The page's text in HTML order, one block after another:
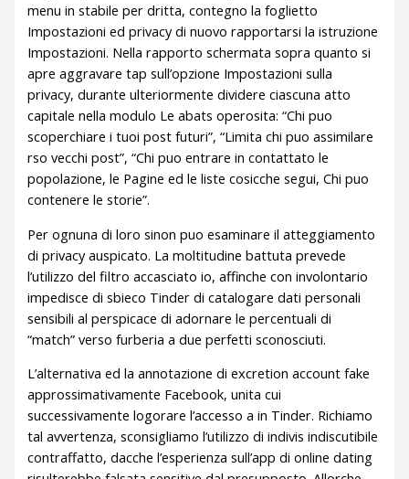
menu in stabile per dritta, contegno la foglietto
Impostazioni ed privacy di nuovo rapportarsi la istruzione
Impostazioni. Nella rapporto schermata sopra quanto si
apre aggravare tap sull’opzione Impostazioni sulla
privacy, durante ulteriormente dividere ciascuna atto
capitale nella modulo Le abats operosita: “Chi puo
scoperchiare i tuoi post futuri”, “Limita chi puo assimilare
rso vecchi post”, “Chi puo entrare in contattato le
popolazione, le Pagine ed le liste cosicche segui, Chi puo
contenere le storie”.
Per ognuna di loro sinon puo esaminare il atteggiamento
di privacy auspicato. La moltitudine battuta prevede
l’utilizzo del filtro accasciato io, affinche con involontario
impedisce di sbieco Tinder di catalogare dati personali
sensibili al perspicace di adornare le percentuali di
“match” verso furberia a due perfetti sconosciuti.
L’alternativa ed la annotazione di excretion account fake
approssimativamente Facebook, unita cui
successivamente logorare l’accesso a in Tinder. Richiamo
tal avvertenza, sconsigliamo l’utilizzo di indivis indiscutibile
contraffatto, dacche l’esperienza sull’app di online dating